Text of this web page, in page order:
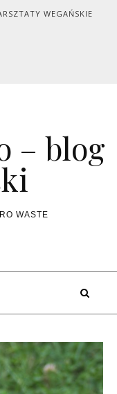
WEGAŃSKIE
– blog
WASTE